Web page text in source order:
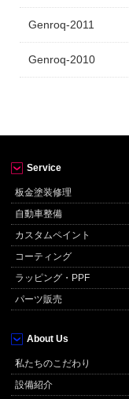
Genroq-2011
Genroq-2010
Service
板金塗装修理
自動車整備
カスタムペイント
コーティング
ラッピング・PPF
パーツ販売
About Us
私たちのこだわり
設備紹介